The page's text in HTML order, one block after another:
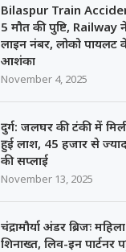
Bilaspur Train
5 मौत की पुष्टि, Railway
लाइन नंबर, लोको पायलट
आशंका
November 4, 2025
दुर्ग: जलघर की टंकी में
हुई लाश, 45 हजार से
की सप्लाई
November 13, 2025
चंद्रामौर्या अंडर ब्रिजः
शिनाख्त, लिव-इन पार्टनर